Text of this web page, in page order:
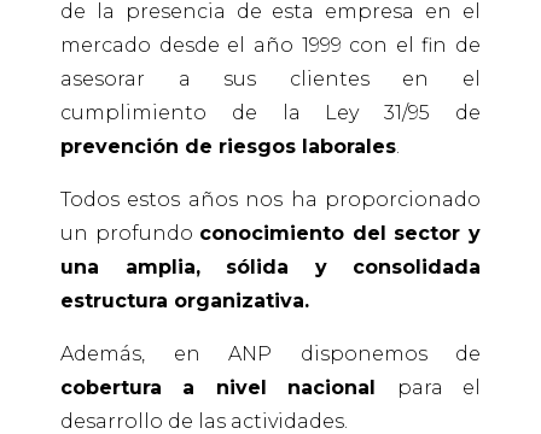
de la presencia de esta empresa en el
mercado desde el año 1999 con el fin de
asesorar a sus clientes en el
cumplimiento de la Ley 31/95 de
prevención de riesgos laborales.
Todos estos años nos ha proporcionado
un profundo conocimiento del sector y
una amplia, sólida y consolidada
estructura organizativa.
Además, en ANP disponemos de
cobertura a nivel nacional
para el
desarrollo de las actividades.